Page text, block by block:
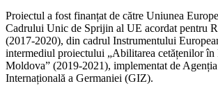
Proiectul a fost finanțat de către Uniunea
Cadrului Unic de Sprijin al UE acordat pentru
(2017-2020), din cadrul Instrumentului
intermediul proiectului „Abilitarea cetățenilor în
Moldova” (2019-2021), implementat de
Internațională a Germaniei (GIZ).